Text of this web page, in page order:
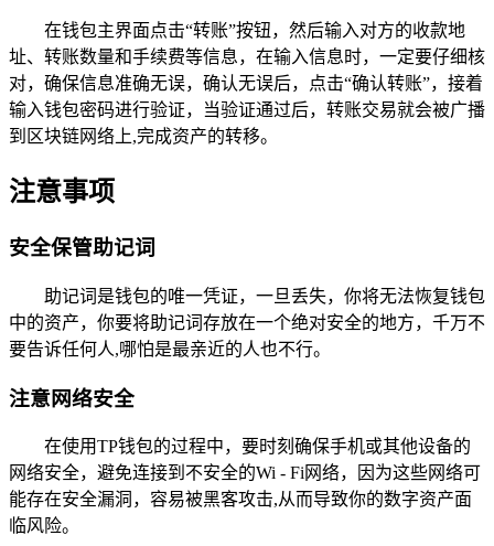
在钱包主界面点击“转账”按钮，然后输入对方的收款地
址、转账数量和手续费等信息，在输入信息时，一定要仔细核
对，确保信息准确无误，确认无误后，点击“确认转账”，接着
输入钱包密码进行验证，当验证通过后，转账交易就会被广播
到区块链网络上,完成资产的转移。
注意事项
安全保管助记词
助记词是钱包的唯一凭证，一旦丢失，你将无法恢复钱包
中的资产，你要将助记词存放在一个绝对安全的地方，千万不
要告诉任何人,哪怕是最亲近的人也不行。
注意网络安全
在使用TP钱包的过程中，要时刻确保手机或其他设备的
网络安全，避免连接到不安全的Wi - Fi网络，因为这些网络可
能存在安全漏洞，容易被黑客攻击,从而导致你的数字资产面
临风险。